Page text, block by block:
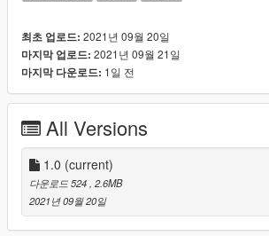
최초 업로드: 2021년 09월 20일
마지막 업로드: 2021년 09월 21일
마지막 다운로드: 1일 전
All Versions
1.0 (current)
다운로드 524 , 2.6MB
2021년 09월 20일